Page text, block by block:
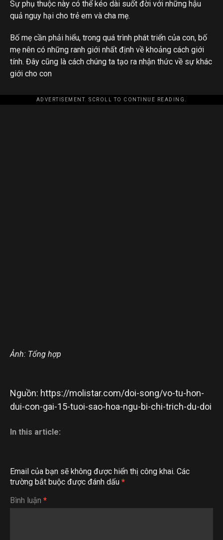
Sự phụ thuộc này có thể kéo dài suốt đời với những hậu
quả nguy hại cho trẻ em và cha mẹ.
Bố mẹ cần phải hiểu, trong quá trình phát triển của con, bố
mẹ nên có những ranh giới nhất định về khoảng cách giới
tính. Đây cũng là cách chúng ta tạo ra nhận thức về sự khác
giới cho con
ADVERTISEMENT. SCROLL TO CONTINUE READING.
Ảnh: Tổng hợp
Nguồn: https://molistar.com/doi-song/vo-tu-hon-
dui-con-gai-15-tuoi-sao-hoa-ngu-bi-chi-trich-du-doi
In this article:
Email của bạn sẽ không được hiển thị công khai. Các
trường bắt buộc được đánh dấu *
Bình luận *